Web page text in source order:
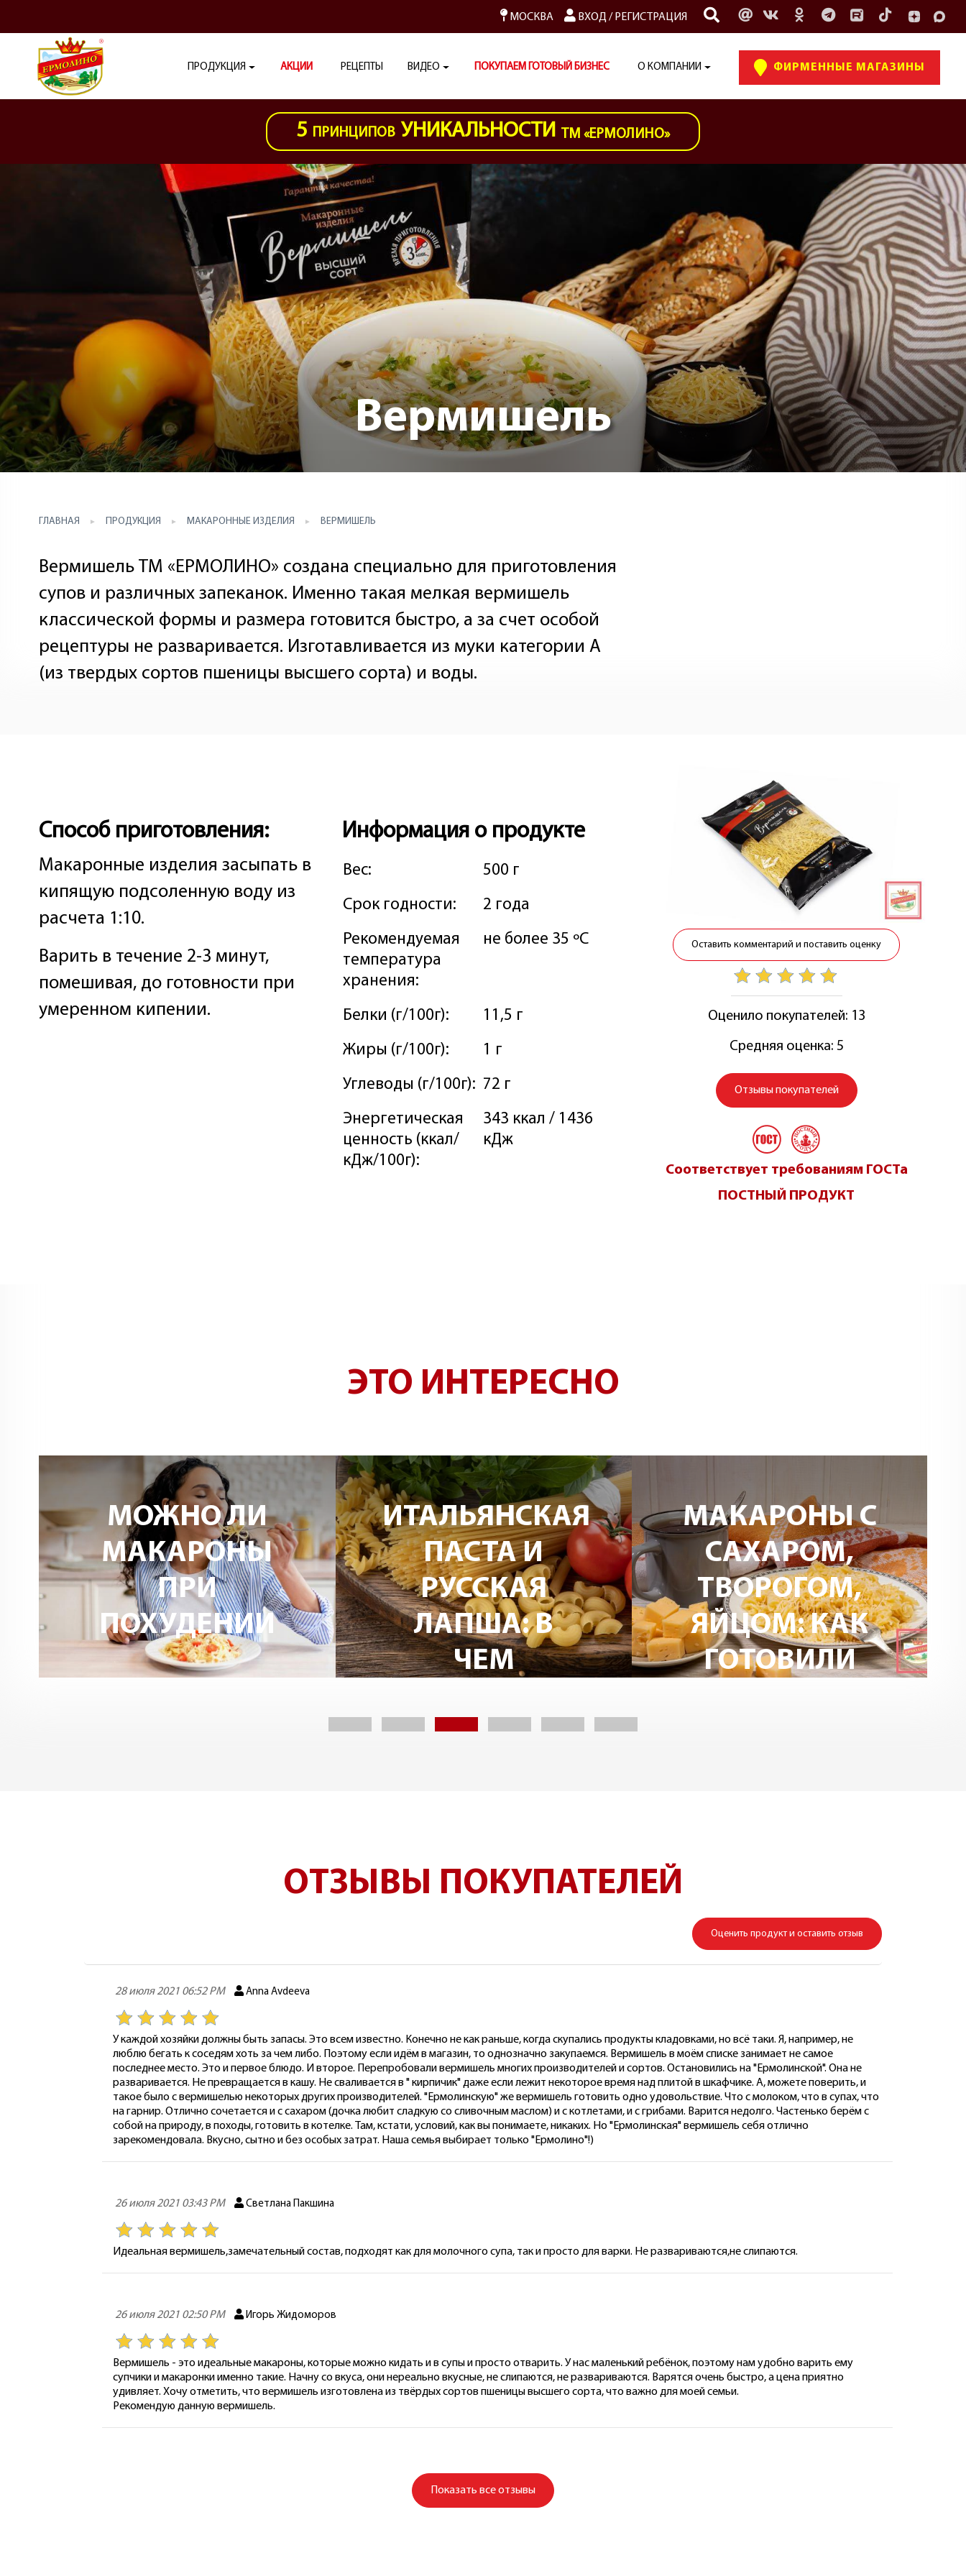
МОСКВА ВХОД/ РЕГИСТРАЦИЯ
ПРОДУКЦИЯ АКЦИИ РЕЦЕПТЫ ВИДЕО ПОКУПАЕМ ГОТОВЫЙ БИЗНЕС О КОМПАНИИ ФИРМЕННЫЕ МАГАЗИНЫ
5 ПРИНЦИПОВ УНИКАЛЬНОСТИ ТМ «ЕРМОЛИНО»
Вермишель
ГЛАВНАЯ ПРОДУКЦИЯ МАКАРОННЫЕ ИЗДЕЛИЯ ВЕРМИШЕЛЬ
Вермишель ТМ «ЕРМОЛИНО» создана специально для приготовления
супов и различных запеканок. Именно такая мелкая вермишель
классической формы и размера готовится быстро, а за счет особой
рецептуры не разваривается. Изготавливается из муки категории А
(из твердых сортов пшеницы высшего сорта) и воды.
Способ приготовления:
Макаронные изделия засыпать в
кипящую подсоленную воду из
расчета 1:10.
Варить в течение 2-3 минут,
помешивая, до готовности при
умеренном кипении.
Информация о продукте
Вес: 500 г
Срок годности: 2 года
Рекомендуемая
температура
хранения:
не более 35 ºС
Белки (г/100г): 11,5 г
Жиры (г/100г): 1 г
Углеводы (г/100г): 72 г
Энергетическая
ценность (ккал/
кДж/100г):
343 ккал / 1436
кДж
Оставить комментарий и поставить оценку
Оценило покупателей: 13
Средняя оценка: 5
Отзывы покупателей
Соответствует требованиям ГОСТа
ПОСТНЫЙ ПРОДУКТ
ЭТО ИНТЕРЕСНО
МОЖНО ЛИ
МАКАРОНЫ
ПРИ
ПОХУДЕНИИ
ИТАЛЬЯНСКАЯ
ПАСТА И
РУССКАЯ
ЛАПША: В
ЧЕМ
ЧТО
МАКАРОНЫ С
САХАРОМ,
ТВОРОГОМ,
ЯЙЦОМ: КАК
ГОТОВИЛИ
ОТЗЫВЫ ПОКУПАТЕЛЕЙ
Оценить продукт и оставить отзыв
28 июля 2021 06:52 PM Anna Avdeeva
У каждой хозяйки должны быть запасы. Это всем известно. Конечно не как раньше, когда скупались продукты кладовками, но всё таки. Я, например, не
люблю бегать к соседям хоть за чем либо. Поэтому если идём в магазин, то однозначно закупаемся. Вермишель в моём списке занимает не самое
последнее место. Это и первое блюдо. И второе. Перепробовали вермишель многих производителей и сортов. Остановились на "Ермолинской". Она не
разваривается. Не превращается в кашу. Не сваливается в " кирпичик" даже если лежит некоторое время над плитой в шкафчике. А, можете поверить, и
такое было с вермишелью некоторых других производителей. "Ермолинскую" же вермишель готовить одно удовольствие. Что с молоком, что в супах, что
на гарнир. Отлично сочетается и с сахаром (дочка любит сладкую со сливочным маслом) и с котлетами, и с грибами. Варится недолго. Частенько берём с
собой на природу, в походы, готовить в котелке. Там, кстати, условий, как вы понимаете, никаких. Но "Ермолинская" вермишель себя отлично
зарекомендовала. Вкусно, сытно и без особых затрат. Наша семья выбирает только "Ермолино"!)
26 июля 2021 03:43 PM Светлана Пакшина
Идеальная вермишель,замечательный состав, подходят как для молочного супа, так и просто для варки. Не развариваются,не слипаются.
26 июля 2021 02:50 PM Игорь Жидоморов
Вермишель - это идеальные макароны, которые можно кидать и в супы и просто отварить. У нас маленький ребёнок, поэтому нам удобно варить ему
супчики и макаронки именно такие. Начну со вкуса, они нереально вкусные, не слипаются, не развариваются. Варятся очень быстро, а цена приятно
удивляет. Хочу отметить, что вермишель изготовлена из твёрдых сортов пшеницы высшего сорта, что важно для моей семьи.
Рекомендую данную вермишель.
Показать все отзывы